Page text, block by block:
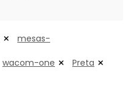
mesas-
wacom-one Preta